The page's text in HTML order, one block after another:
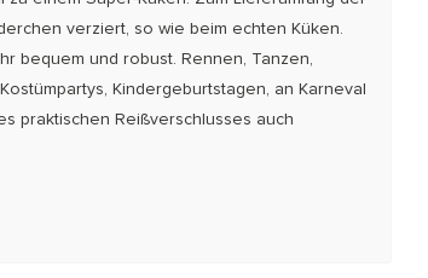
verziert, so wie beim echten Küken.
bequem und robust. Rennen, Tanzen,
Kindergeburtstagen, an Karneval
praktischen Reißverschlusses auch